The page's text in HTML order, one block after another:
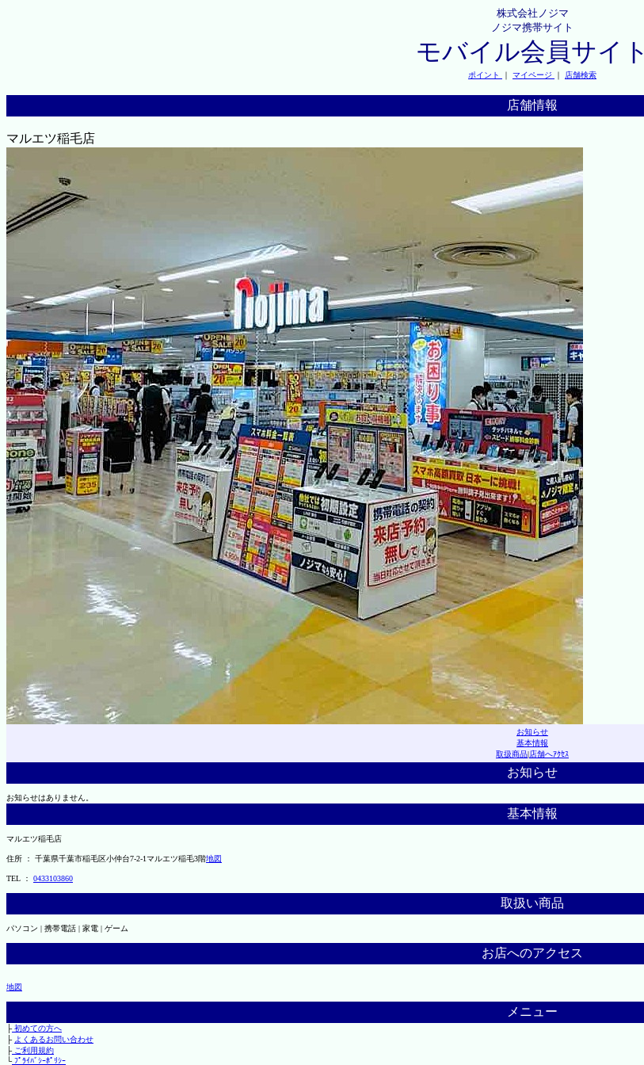
株式会社ノジマ
ノジマ携帯サイト
モバイル会員サイト
ポイント ｜ マイページ ｜ 店舗検索
店舗情報
マルエツ稲毛店
お知らせ
基本情報
取扱商品|店舗へｱｸｾｽ
お知らせ
お知らせはありません。
基本情報
マルエツ稲毛店
住所 ： 千葉県千葉市稲毛区小仲台7-2-1マルエツ稲毛3階地図
TEL ： 0433103860
取扱い商品
パソコン | 携帯電話 | 家電 | ゲーム
お店へのアクセス
地図
メニュー
├初めての方へ
├ よくあるお問い合わせ
├ご利用規約
└ﾌﾟﾗｲﾊﾞｼｰﾎﾟﾘｼｰ